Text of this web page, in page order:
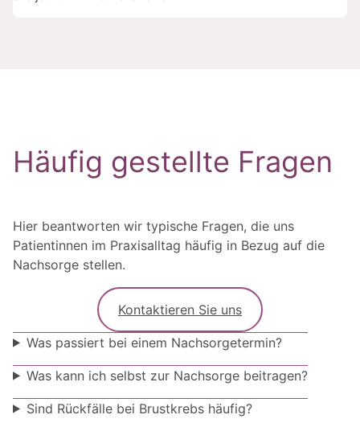
Häufig gestellte Fragen
Hier beantworten wir typische Fragen, die uns
Patientinnen im Praxisalltag häufig in Bezug auf die
Nachsorge stellen.
Kontaktieren Sie uns
Was passiert bei einem Nachsorgetermin?
Was kann ich selbst zur Nachsorge beitragen?
Sind Rückfälle bei Brustkrebs häufig?